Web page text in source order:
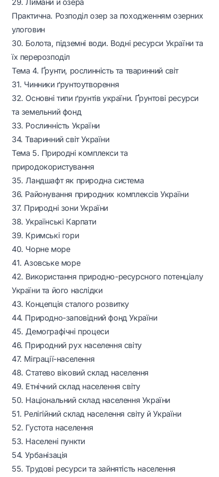
29. Лимани й озера
Практична. Розподіл озер за походженням озерних
улоговин
30. Болота, підземні води. Водні ресурси України та
їх перерозподіл
Тема 4. Ґрунти, рослинність та тваринний світ
31. Чинники ґрунтоутворення
32. Основні типи ґрунтів україни. Ґрунтові ресурси
та земельний фонд
33. Рослинність України
34. Тваринний світ України
Тема 5. Природні комплекси та
природокористування
35. Ландшафт як природна система
36. Районування природних комплексів України
37. Природні зони України
38. Українські Карпати
39. Кримські гори
40. Чорне море
41. Азовське море
42. Використання природно-ресурсного потенціалу
України та його наслідки
43. Концепція сталого розвитку
44. Природно-заповідний фонд України
45. Демографічні процеси
46. Природний рух населення світу
47. Міграції-населення
48. Статево віковий склад населення
49. Етнічний склад населення світу
50. Національний склад населення України
51. Релігійний склад населення світу й України
52. Густота населення
53. Населені пункти
54. Урбанізація
55. Трудові ресурси та зайнятість населення